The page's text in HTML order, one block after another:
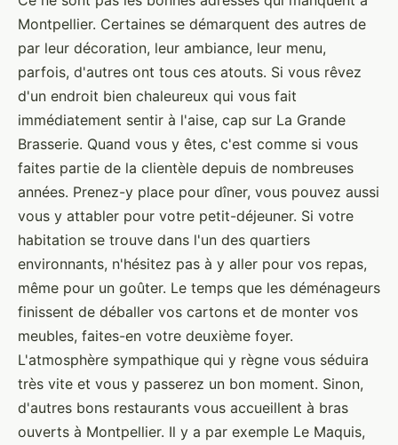
Montpellier. Certaines se démarquent des autres de
par leur décoration, leur ambiance, leur menu,
parfois, d'autres ont tous ces atouts. Si vous rêvez
d'un endroit bien chaleureux qui vous fait
immédiatement sentir à l'aise, cap sur La Grande
Brasserie. Quand vous y êtes, c'est comme si vous
faites partie de la clientèle depuis de nombreuses
années. Prenez-y place pour dîner, vous pouvez aussi
vous y attabler pour votre petit-déjeuner. Si votre
habitation se trouve dans l'un des quartiers
environnants, n'hésitez pas à y aller pour vos repas,
même pour un goûter. Le temps que les déménageurs
finissent de déballer vos cartons et de monter vos
meubles, faites-en votre deuxième foyer.
L'atmosphère sympathique qui y règne vous séduira
très vite et vous y passerez un bon moment. Sinon,
d'autres bons restaurants vous accueillent à bras
ouverts à Montpellier. Il y a par exemple Le Maquis,